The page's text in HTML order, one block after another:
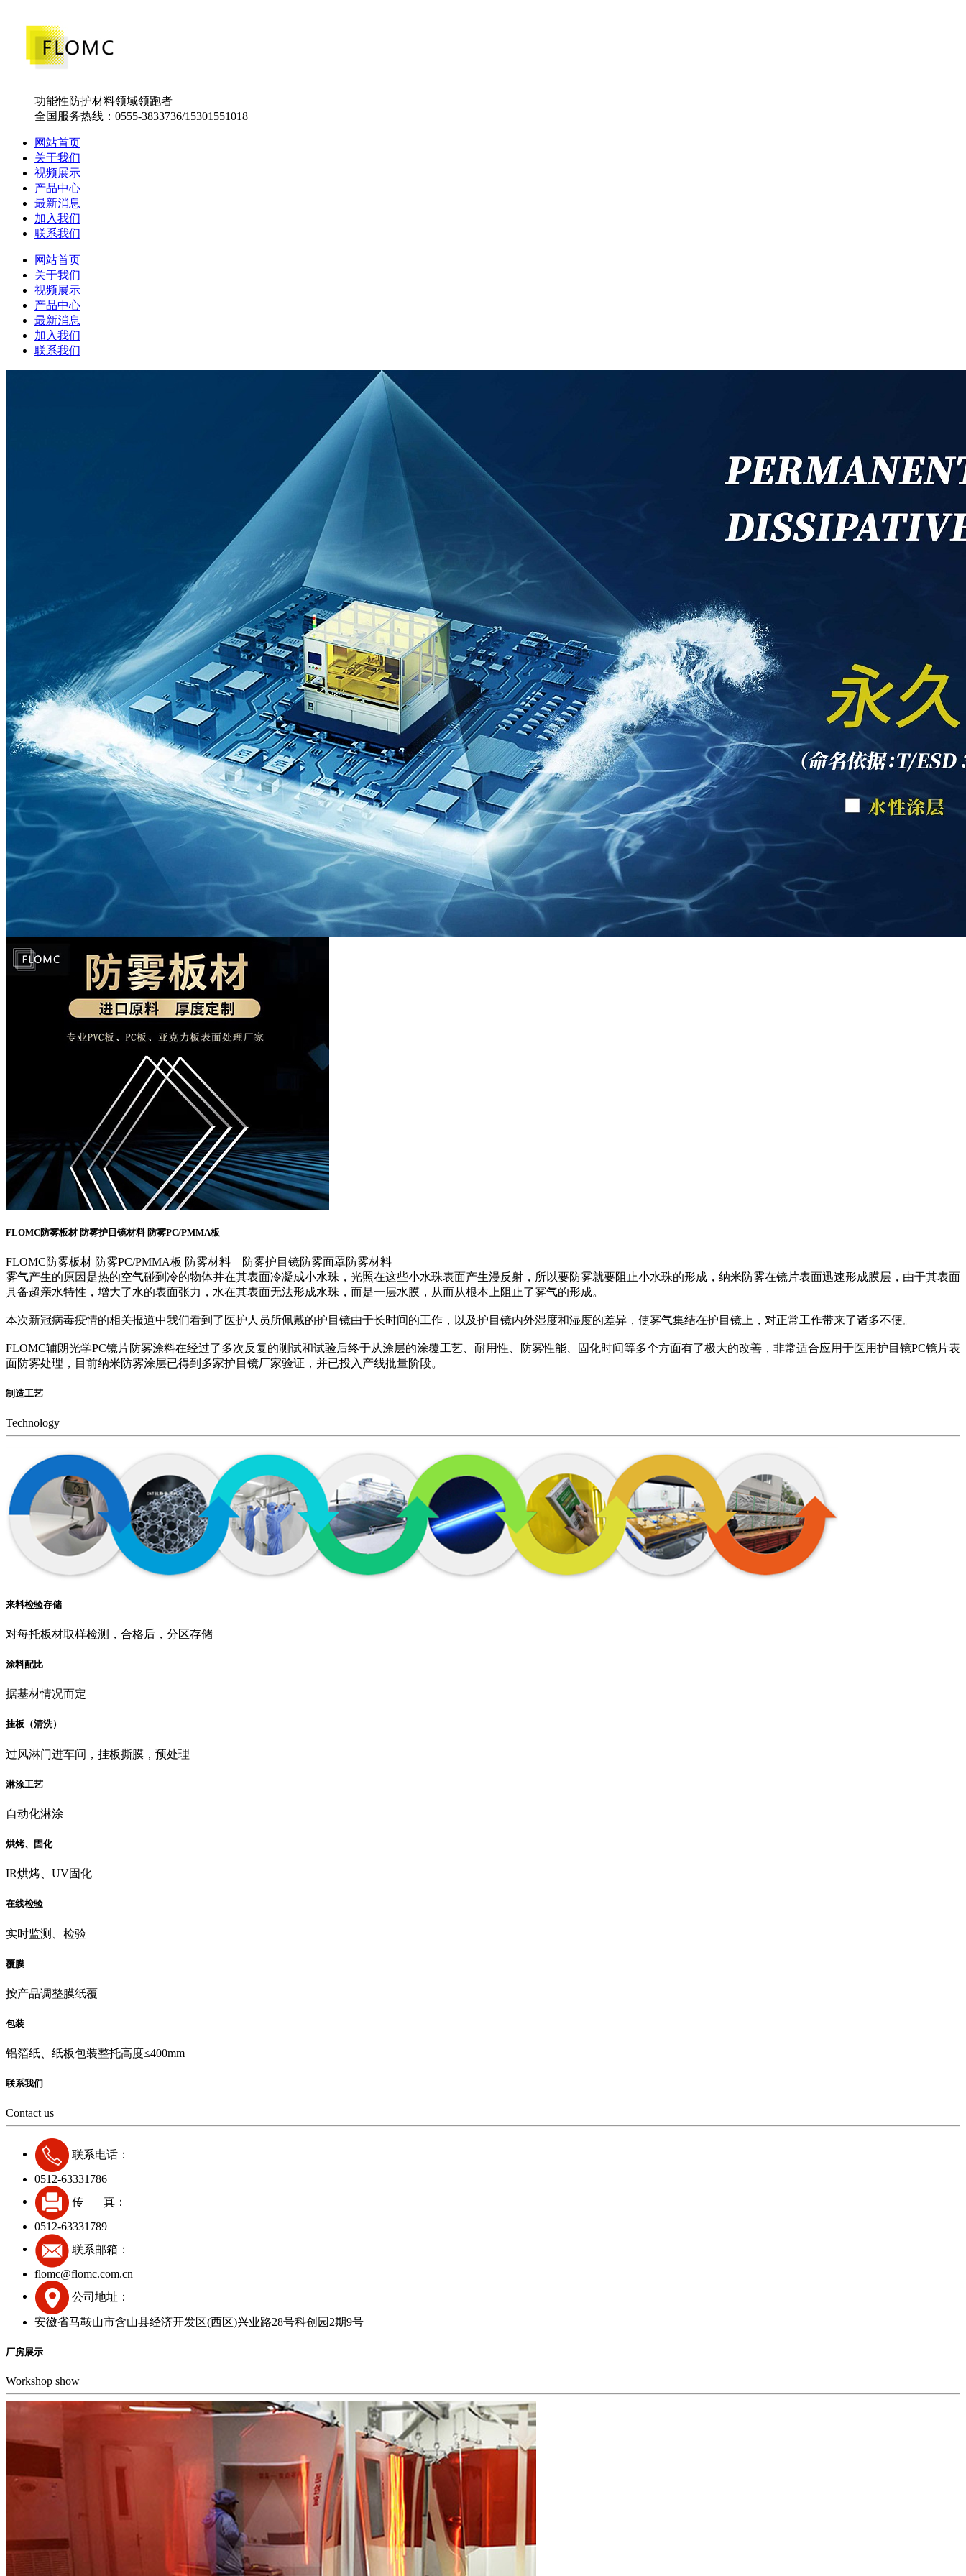
功能性防护材料领域领跑者
全国服务热线：0555-3833736/15301551018
网站首页
关于我们
视频展示
产品中心
最新消息
加入我们
联系我们
网站首页
关于我们
视频展示
产品中心
最新消息
加入我们
联系我们
FLOMC防雾板材 防雾护目镜材料 防雾PC/PMMA板
FLOMC防雾板材 防雾PC/PMMA板 防雾材料 防雾护目镜防雾面罩防雾材料
雾气产生的原因是热的空气碰到冷的物体并在其表面冷凝成小水珠，光照在这些小水珠表面产生漫反射，所以要防雾就要阻止小水珠的形成，纳米防雾在镜片表面迅速形成膜层，由于其表面
具备超亲水特性，增大了水的表面张力，水在其表面无法形成水珠，而是一层水膜，从而从根本上阻止了雾气的形成。
本次新冠病毒疫情的相关报道中我们看到了医护人员所佩戴的护目镜由于长时间的工作，以及护目镜内外湿度和湿度的差异，使雾气集结在护目镜上，对正常工作带来了诸多不便。
FLOMC辅朗光学PC镜片防雾涂料在经过了多次反复的测试和试验后终于从涂层的涂覆工艺、耐用性、防雾性能、固化时间等多个方面有了极大的改善，非常适合应用于医用护目镜PC镜片表
面防雾处理，目前纳米防雾涂层已得到多家护目镜厂家验证，并已投入产线批量阶段。
制造工艺
Technology
来料检验存储
对每托板材取样检测，合格后，分区存储
涂料配比
据基材情况而定
挂板（清洗）
过风淋门进车间，挂板撕膜，预处理
淋涂工艺
自动化淋涂
烘烤、固化
IR烘烤、UV固化
在线检验
实时监测、检验
覆膜
按产品调整膜纸覆
包装
铝箔纸、纸板包装整托高度≤400mm
联系我们
Contact us
联系电话：
0512-63331786
传 真：
0512-63331789
联系邮箱：
flomc@flomc.com.cn
公司地址：
安徽省马鞍山市含山县经济开发区(西区)兴业路28号科创园2期9号
厂房展示
Workshop show